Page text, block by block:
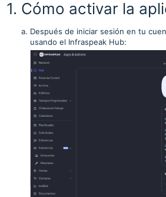
1. Cómo activar la
Después de iniciar sesión en tu
usando el Infraspeak Hub: